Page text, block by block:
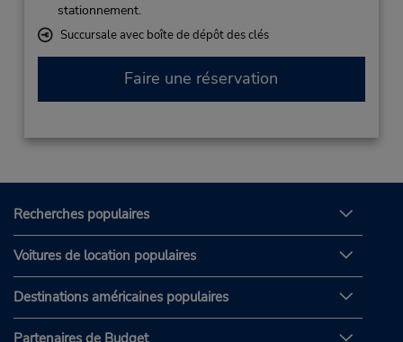
stationnement.
Succursale avec boîte de dépôt des clés
Faire une réservation
Recherches populaires
Voitures de location populaires
Destinations américaines populaires